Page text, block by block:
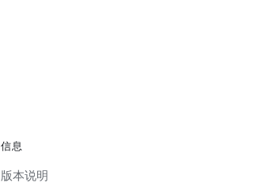
信息
版本说明